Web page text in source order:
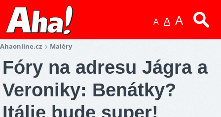
A A A
Ahaonline.cz Maléry
Fóry na adresu Jágra a
Veroniky: Benátky?
Itálie bude super!